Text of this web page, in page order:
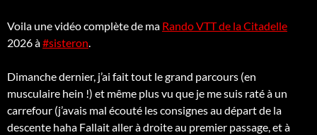
Voila une vidéo complète de ma Rando VTT de la Citadelle
2026 à#sisteron.
Dimanche dernier, j’ai fait tout le grand parcours (en
musculaire hein !) et même plus vu que je me suis raté à un
carrefour (j’avais mal écouté les consignes au départ de la
descente haha Fallait aller à droite au premier passage, et à